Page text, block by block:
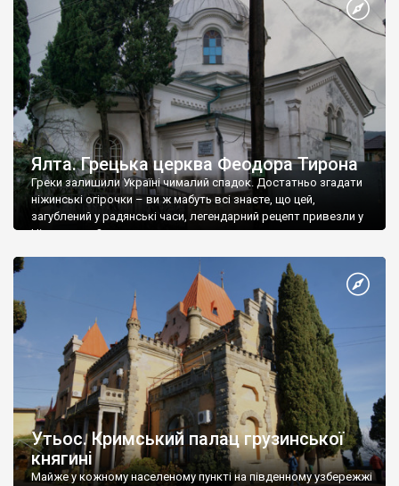
Ялта. Грецька церква Феодора Тирона
Греки залишили Україні чималий спадок. Достатньо згадати
ніжинські огірочки – ви ж мабуть всі знаєте, що цей,
загублений у радянські часи, легендарний рецепт привезли у
Ніжин греки?
Утьос. Кримський палац грузинської
княгині
Майже у кожному населеному пункті на південному узбережжі